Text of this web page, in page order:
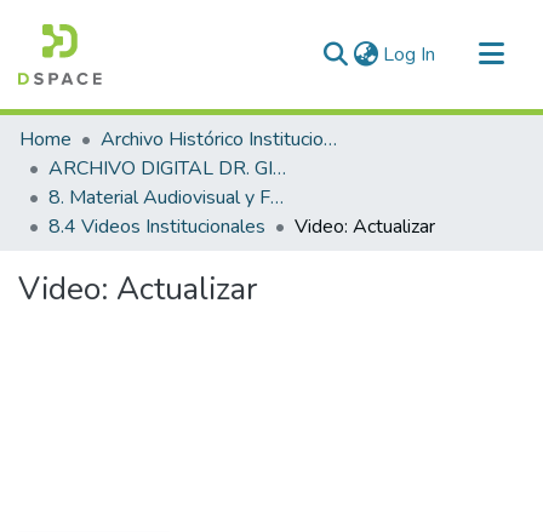
Log In (current)
Communities & Collections
All of DSpace
Statistics
Home
Archivo Histórico Institucional
ARCHIVO DIGITAL DR. GINÉS GONZÁLEZ GARCÍA
8. Material Audiovisual y Fotográfico
8.4 Videos Institucionales
Video: Actualizar
Video: Actualizar